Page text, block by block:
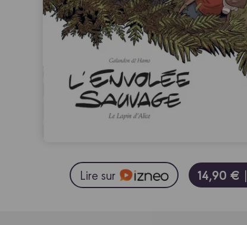
Lire sur 14,90 €